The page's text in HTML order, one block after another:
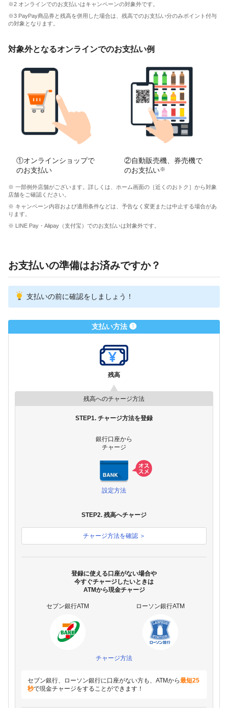
※2 オンラインでのお支払いはキャンペーンの対象外です。
※3 PayPay商品券と残高を併用した場合は、残高でのお支払い分のみポイント付与
の対象となります。
対象外となるオンラインでのお支払い例
①オンラインショップで
のお支払い
②自動販売機、券売機で
のお支払い※
※ 一部例外店舗がございます。詳しくは、ホーム画面の［近くのおトク］から対象
店舗をご確認ください。
※ キャンペーン内容および適用条件などは、予告なく変更または中止する場合があ
ります。
※ LINE Pay・Alipay（支付宝）でのお支払いは対象外です。
お支払いの準備はお済みですか？
支払いの前に確認をしましょう！
支払い方法 ❶
残高
残高へのチャージ方法
STEP1. チャージ方法を登録
銀行口座から
チャージ
設定方法
STEP2. 残高へチャージ
チャージ方法を確認 ＞
登録に使える口座がない場合や
今すぐチャージしたいときは
ATMから現金チャージ
セブン銀行ATM ローソン銀行ATM
チャージ方法
セブン銀行、ローソン銀行に口座がない方も、ATMから最短25
秒で現金チャージをすることができます！